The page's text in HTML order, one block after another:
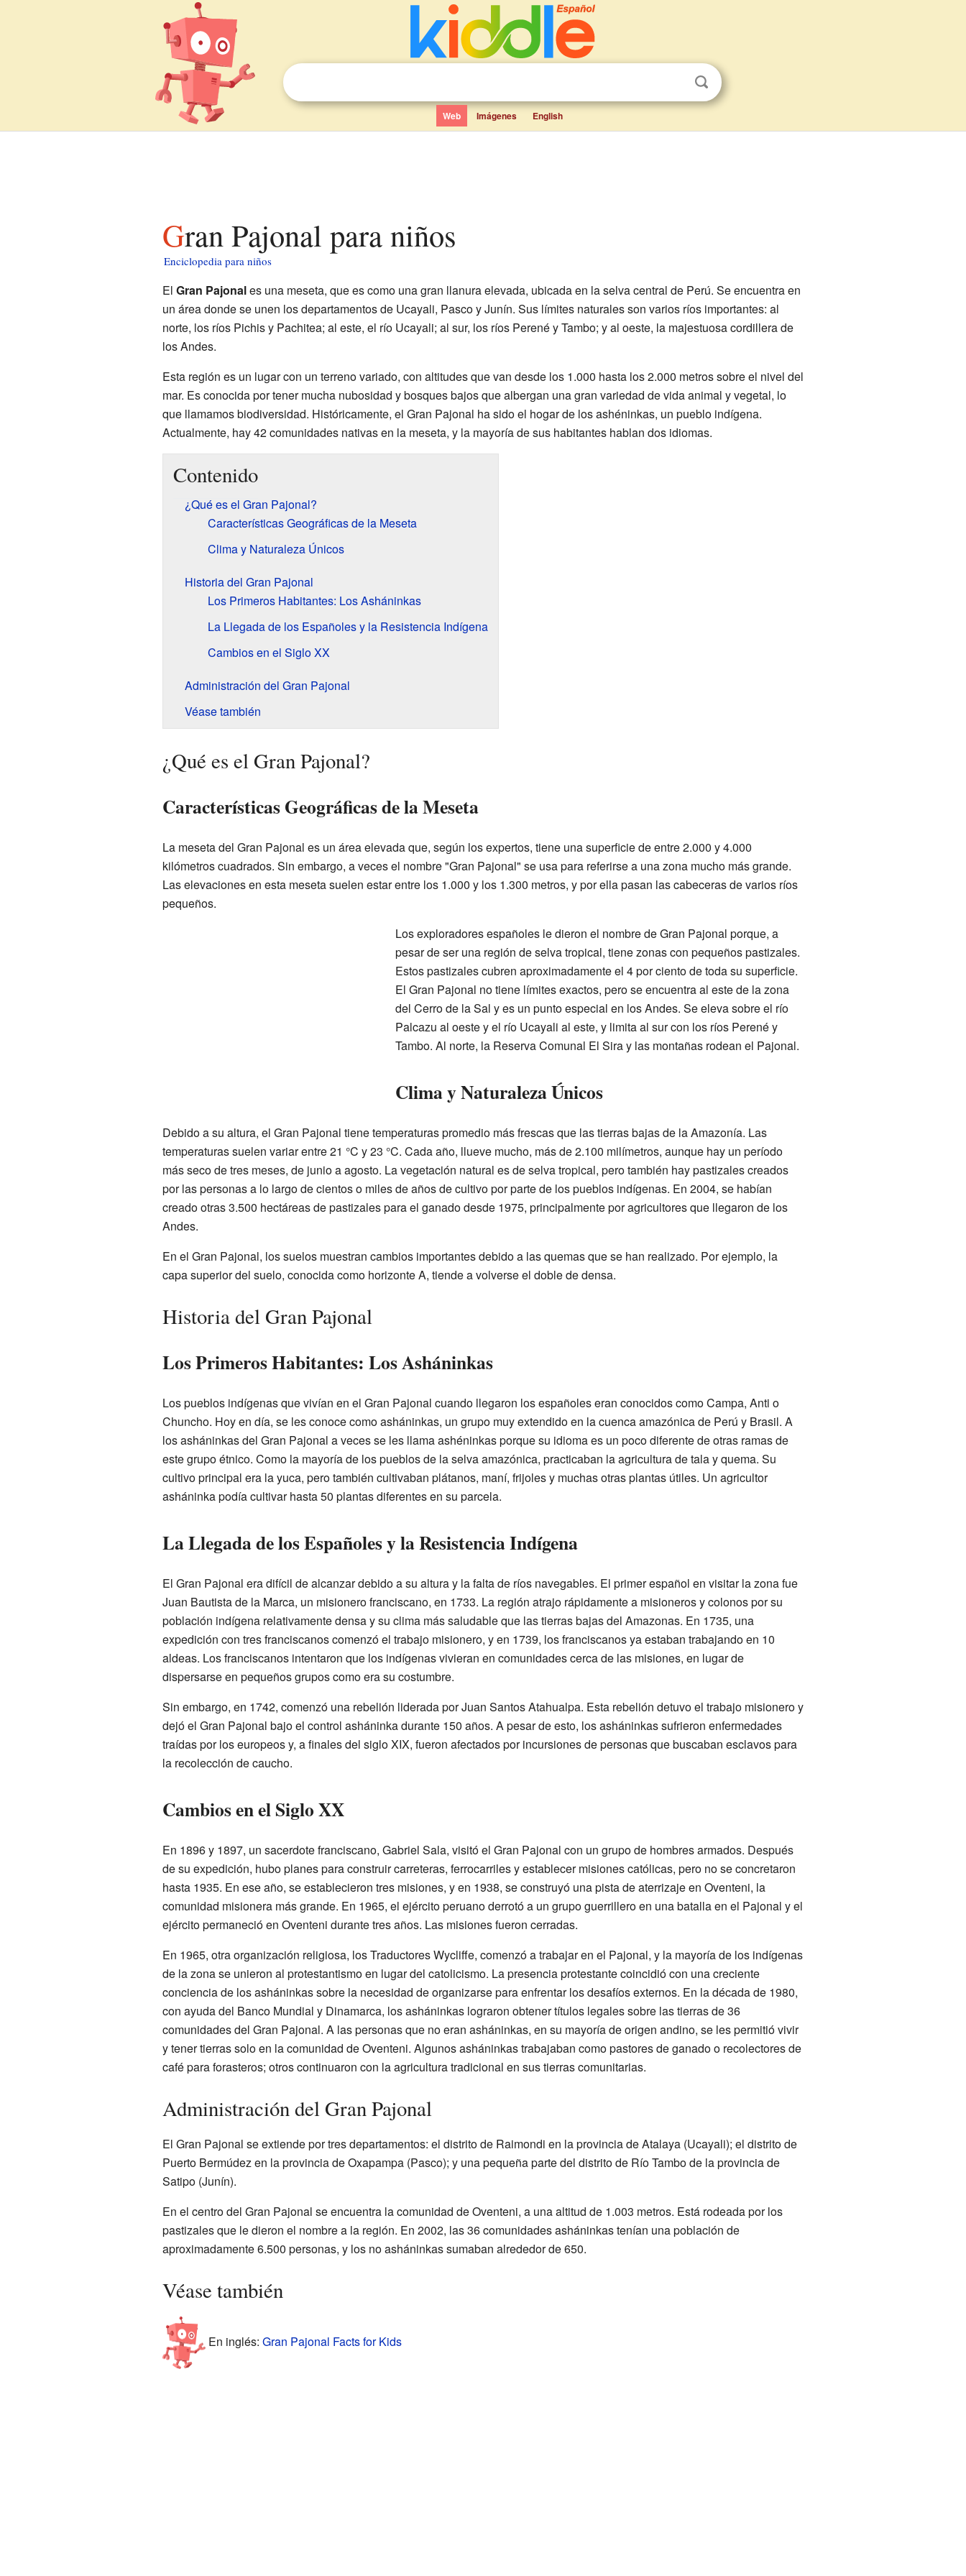
Web Imágenes English
Gran Pajonal para niños
Enciclopedia para niños
El Gran Pajonales una meseta, que es como una gran llanura elevada, ubicada en la selva central de Perú. Se encuentra en
un área donde se unen los departamentos de Ucayali, Pasco y Junín. Sus límites naturales son varios ríos importantes: al
norte, los ríos Pichis y Pachitea; al este, el río Ucayali; al sur, los ríos Perené y Tambo; y al oeste, la majestuosa cordillera de
los Andes.
Esta región es un lugar con un terreno variado, con altitudes que van desde los 1.000 hasta los 2.000 metros sobre el nivel del
mar. Es conocida por tener mucha nubosidad y bosques bajos que albergan una gran variedad de vida animal y vegetal, lo
que llamamos biodiversidad. Históricamente, el Gran Pajonal ha sido el hogar de los ashéninkas, un pueblo indígena.
Actualmente, hay 42 comunidades nativas en la meseta, y la mayoría de sus habitantes hablan dos idiomas.
Contenido
¿Qué es el Gran Pajonal?
Características Geográficas de la Meseta
Clima y Naturaleza Únicos
Historia del Gran Pajonal
Los Primeros Habitantes: Los Asháninkas
La Llegada de los Españoles y la Resistencia Indígena
Cambios en el Siglo XX
Administración del Gran Pajonal
Véase también
¿Qué es el Gran Pajonal?
Características Geográficas de la Meseta
La meseta del Gran Pajonal es un área elevada que, según los expertos, tiene una superficie de entre 2.000 y 4.000
kilómetros cuadrados. Sin embargo, a veces el nombre "Gran Pajonal" se usa para referirse a una zona mucho más grande.
Las elevaciones en esta meseta suelen estar entre los 1.000 y los 1.300 metros, y por ella pasan las cabeceras de varios ríos
pequeños.
Los exploradores españoles le dieron el nombre de Gran Pajonal porque, a
pesar de ser una región de selva tropical, tiene zonas con pequeños pastizales.
Estos pastizales cubren aproximadamente el 4 por ciento de toda su superficie.
El Gran Pajonal no tiene límites exactos, pero se encuentra al este de la zona
del Cerro de la Sal y es un punto especial en los Andes. Se eleva sobre el río
Palcazu al oeste y el río Ucayali al este, y limita al sur con los ríos Perené y
Tambo. Al norte, la Reserva Comunal El Sira y las montañas rodean el Pajonal.
Clima y Naturaleza Únicos
Debido a su altura, el Gran Pajonal tiene temperaturas promedio más frescas que las tierras bajas de la Amazonía. Las
temperaturas suelen variar entre 21 °C y 23 °C. Cada año, llueve mucho, más de 2.100 milímetros, aunque hay un período
más seco de tres meses, de junio a agosto. La vegetación natural es de selva tropical, pero también hay pastizales creados
por las personas a lo largo de cientos o miles de años de cultivo por parte de los pueblos indígenas. En 2004, se habían
creado otras 3.500 hectáreas de pastizales para el ganado desde 1975, principalmente por agricultores que llegaron de los
Andes.
En el Gran Pajonal, los suelos muestran cambios importantes debido a las quemas que se han realizado. Por ejemplo, la
capa superior del suelo, conocida como horizonte A, tiende a volverse el doble de densa.
Historia del Gran Pajonal
Los Primeros Habitantes: Los Asháninkas
Los pueblos indígenas que vivían en el Gran Pajonal cuando llegaron los españoles eran conocidos como Campa, Anti o
Chuncho. Hoy en día, se les conoce como asháninkas, un grupo muy extendido en la cuenca amazónica de Perú y Brasil. A
los asháninkas del Gran Pajonal a veces se les llama ashéninkas porque su idioma es un poco diferente de otras ramas de
este grupo étnico. Como la mayoría de los pueblos de la selva amazónica, practicaban la agricultura de tala y quema. Su
cultivo principal era la yuca, pero también cultivaban plátanos, maní, frijoles y muchas otras plantas útiles. Un agricultor
asháninka podía cultivar hasta 50 plantas diferentes en su parcela.
La Llegada de los Españoles y la Resistencia Indígena
El Gran Pajonal era difícil de alcanzar debido a su altura y la falta de ríos navegables. El primer español en visitar la zona fue
Juan Bautista de la Marca, un misionero franciscano, en 1733. La región atrajo rápidamente a misioneros y colonos por su
población indígena relativamente densa y su clima más saludable que las tierras bajas del Amazonas. En 1735, una
expedición con tres franciscanos comenzó el trabajo misionero, y en 1739, los franciscanos ya estaban trabajando en 10
aldeas. Los franciscanos intentaron que los indígenas vivieran en comunidades cerca de las misiones, en lugar de
dispersarse en pequeños grupos como era su costumbre.
Sin embargo, en 1742, comenzó una rebelión liderada por Juan Santos Atahualpa. Esta rebelión detuvo el trabajo misionero y
dejó el Gran Pajonal bajo el control asháninka durante 150 años. A pesar de esto, los asháninkas sufrieron enfermedades
traídas por los europeos y, a finales del siglo XIX, fueron afectados por incursiones de personas que buscaban esclavos para
la recolección de caucho.
Cambios en el Siglo XX
En 1896 y 1897, un sacerdote franciscano, Gabriel Sala, visitó el Gran Pajonal con un grupo de hombres armados. Después
de su expedición, hubo planes para construir carreteras, ferrocarriles y establecer misiones católicas, pero no se concretaron
hasta 1935. En ese año, se establecieron tres misiones, y en 1938, se construyó una pista de aterrizaje en Oventeni, la
comunidad misionera más grande. En 1965, el ejército peruano derrotó a un grupo guerrillero en una batalla en el Pajonal y el
ejército permaneció en Oventeni durante tres años. Las misiones fueron cerradas.
En 1965, otra organización religiosa, los Traductores Wycliffe, comenzó a trabajar en el Pajonal, y la mayoría de los indígenas
de la zona se unieron al protestantismo en lugar del catolicismo. La presencia protestante coincidió con una creciente
conciencia de los asháninkas sobre la necesidad de organizarse para enfrentar los desafíos externos. En la década de 1980,
con ayuda del Banco Mundial y Dinamarca, los asháninkas lograron obtener títulos legales sobre las tierras de 36
comunidades del Gran Pajonal. A las personas que no eran asháninkas, en su mayoría de origen andino, se les permitió vivir
y tener tierras solo en la comunidad de Oventeni. Algunos asháninkas trabajaban como pastores de ganado o recolectores de
café para forasteros; otros continuaron con la agricultura tradicional en sus tierras comunitarias.
Administración del Gran Pajonal
El Gran Pajonal se extiende por tres departamentos: el distrito de Raimondi en la provincia de Atalaya (Ucayali); el distrito de
Puerto Bermúdez en la provincia de Oxapampa (Pasco); y una pequeña parte del distrito de Río Tambo de la provincia de
Satipo (Junín).
En el centro del Gran Pajonal se encuentra la comunidad de Oventeni, a una altitud de 1.003 metros. Está rodeada por los
pastizales que le dieron el nombre a la región. En 2002, las 36 comunidades asháninkas tenían una población de
aproximadamente 6.500 personas, y los no asháninkas sumaban alrededor de 650.
Véase también
En inglés: Gran Pajonal Facts for Kids